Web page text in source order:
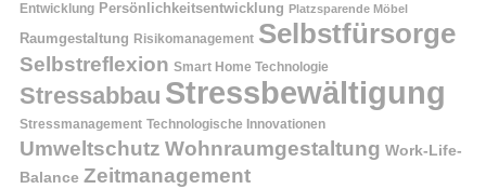
Entwicklung Persönlichkeitsentwicklung Platzsparende Möbel
Raumgestaltung Risikomanagement Selbstfürsorge
Selbstreflexion Smart Home Technologie
Stressabbau Stressbewältigung
Stressmanagement Technologische Innovationen
Umweltschutz Wohnraumgestaltung Work-Life-
Balance Zeitmanagement